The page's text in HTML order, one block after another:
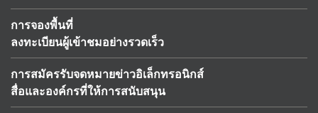
การจองพื้นที่
ลงทะเบียนผู้เข้าชมอย่างรวดเร็ว
การสมัครรับจดหมายข่าวอิเล็กทรอนิกส์
สื่อและองค์กรที่ให้การสนับสนุน